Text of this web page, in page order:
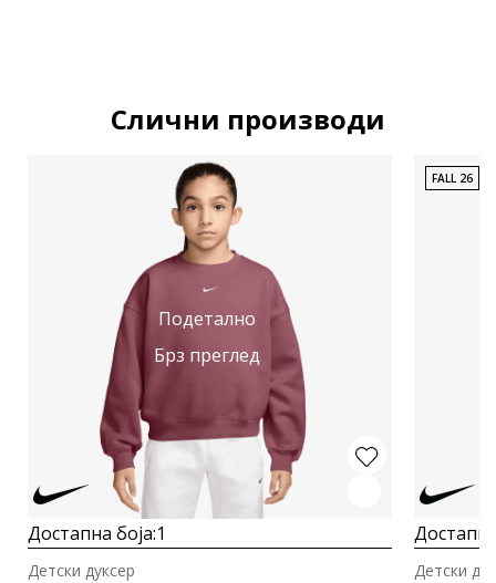
Слични производи
Подетално
Брз преглед
Достапна боја:1
Детски дуксер
FALL 26
Детски